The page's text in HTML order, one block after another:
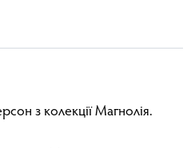
з колекції Магнолія.